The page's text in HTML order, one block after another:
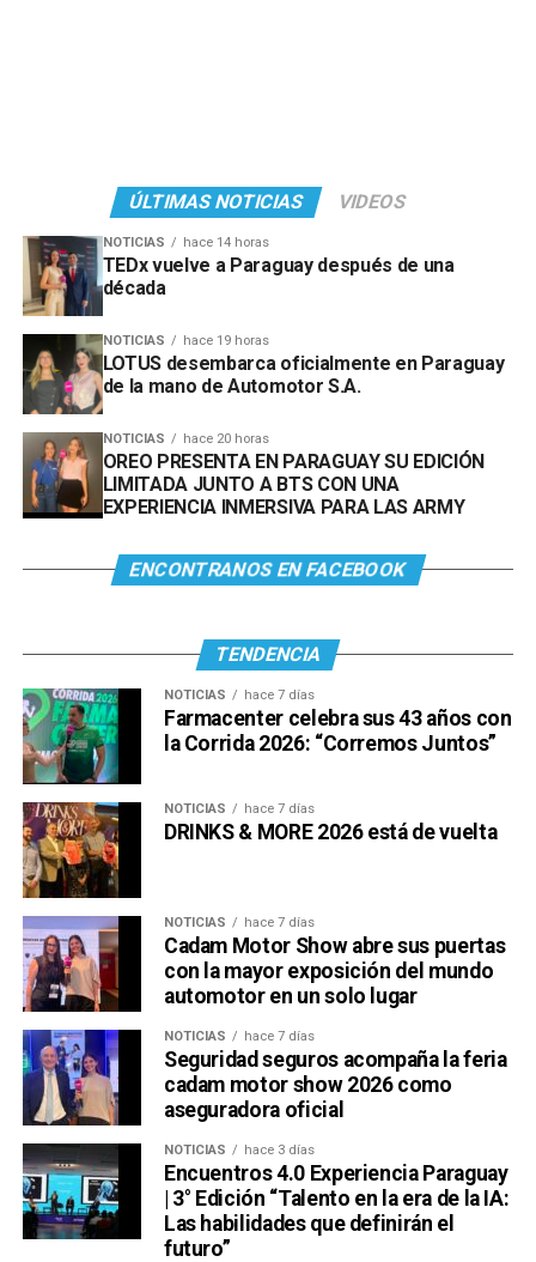
ÚLTIMAS NOTICIAS VIDEOS
NOTICIAS hace 14 horas
TEDx vuelve a Paraguay después de una
década
NOTICIAS hace 19 horas
LOTUS desembarca oficialmente en Paraguay
de la mano de Automotor S.A.
NOTICIAS hace 20 horas
OREO PRESENTA EN PARAGUAY SU EDICIÓN
LIMITADA JUNTO A BTS CON UNA
EXPERIENCIA INMERSIVA PARA LAS ARMY
ENCONTRANOS EN FACEBOOK
TENDENCIA
NOTICIAS hace 7 días
Farmacenter celebra sus 43 años con
la Corrida 2026: “Corremos Juntos”
NOTICIAS hace 7 días
DRINKS & MORE 2026 está de vuelta
NOTICIAS hace 7 días
Cadam Motor Show abre sus puertas
con la mayor exposición del mundo
automotor en un solo lugar
NOTICIAS hace 7 días
Seguridad seguros acompaña la feria
cadam motor show 2026 como
aseguradora oficial
NOTICIAS hace 3 días
Encuentros 4.0 Experiencia Paraguay
| 3° Edición “Talento en la era de la IA:
Las habilidades que definirán el
futuro”